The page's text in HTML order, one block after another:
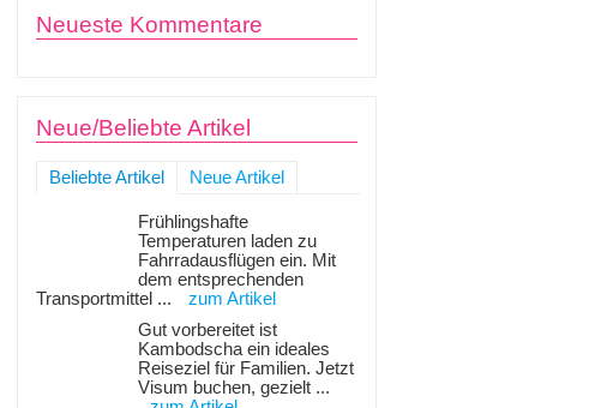
Neueste Kommentare
Neue/Beliebte Artikel
Beliebte Artikel Neue Artikel
Frühlingshafte
Temperaturen laden zu
Fahrradausflügen ein. Mit
dem entsprechenden
Transportmittel ...
zum Artikel
Gut vorbereitet ist
Kambodscha ein ideales
Reiseziel für Familien. Jetzt
Visum buchen, gezielt ...